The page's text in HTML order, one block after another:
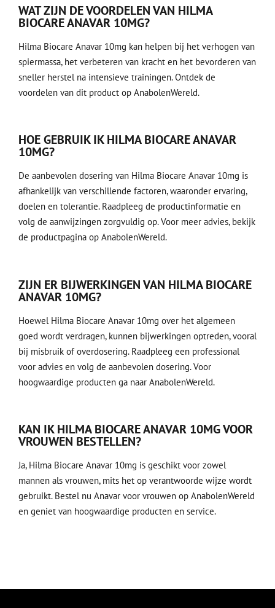
WAT ZIJN DE VOORDELEN VAN HILMA
BIOCARE ANAVAR 10MG?
Hilma Biocare Anavar 10mg kan helpen bij het verhogen van
spiermassa, het verbeteren van kracht en het bevorderen van
sneller herstel na intensieve trainingen. Ontdek de
voordelen van dit product op AnabolenWereld.
HOE GEBRUIK IK HILMA BIOCARE ANAVAR
10MG?
De aanbevolen dosering van Hilma Biocare Anavar 10mg is
afhankelijk van verschillende factoren, waaronder ervaring,
doelen en tolerantie. Raadpleeg de productinformatie en
volg de aanwijzingen zorgvuldig op. Voor meer advies, bekijk
de productpagina op AnabolenWereld.
ZIJN ER BIJWERKINGEN VAN HILMA BIOCARE
ANAVAR 10MG?
Hoewel Hilma Biocare Anavar 10mg over het algemeen
goed wordt verdragen, kunnen bijwerkingen optreden, vooral
bij misbruik of overdosering. Raadpleeg een professional
voor advies en volg de aanbevolen dosering. Voor
hoogwaardige producten ga naar AnabolenWereld.
KAN IK HILMA BIOCARE ANAVAR 10MG VOOR
VROUWEN BESTELLEN?
Ja, Hilma Biocare Anavar 10mg is geschikt voor zowel
mannen als vrouwen, mits het op verantwoorde wijze wordt
gebruikt. Bestel nu Anavar voor vrouwen op AnabolenWereld
en geniet van hoogwaardige producten en service.